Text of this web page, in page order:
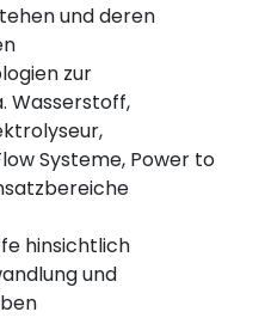
und deren
zur
Wasserstoff,
Systeme, Power to
hinsichtlich
und